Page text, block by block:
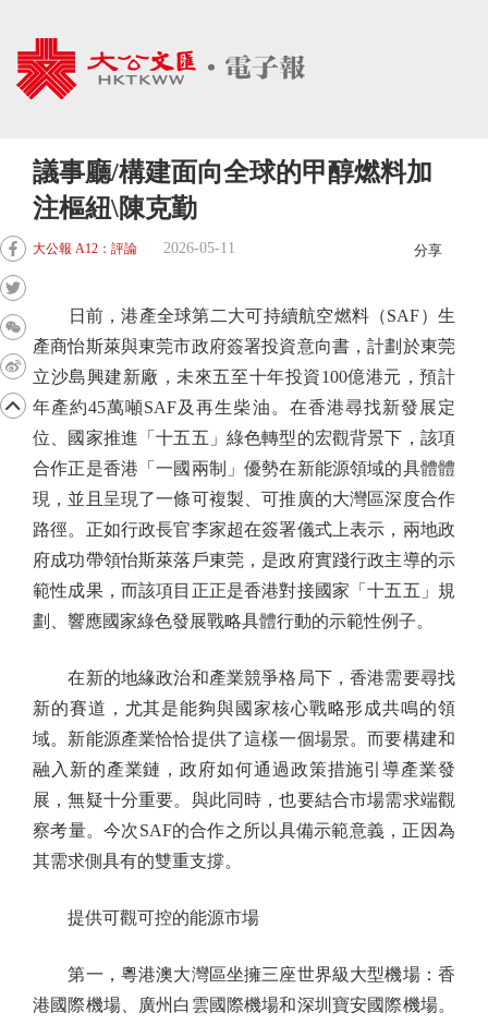
議事廳/構建面向全球的甲醇燃料加
注樞紐\陳克勤
大公報 A12：評論 2026-05-11 分享
日前，港產全球第二大可持續航空燃料（SAF）生
產商怡斯萊與東莞市政府簽署投資意向書，計劃於東莞
立沙島興建新廠，未來五至十年投資100億港元，預計
年產約45萬噸SAF及再生柴油。在香港尋找新發展定
位、國家推進「十五五」綠色轉型的宏觀背景下，該項
合作正是香港「一國兩制」優勢在新能源領域的具體體
現，並且呈現了一條可複製、可推廣的大灣區深度合作
路徑。正如行政長官李家超在簽署儀式上表示，兩地政
府成功帶領怡斯萊落戶東莞，是政府實踐行政主導的示
範性成果，而該項目正正是香港對接國家「十五五」規
劃、響應國家綠色發展戰略具體行動的示範性例子。
在新的地緣政治和產業競爭格局下，香港需要尋找
新的賽道，尤其是能夠與國家核心戰略形成共鳴的領
域。新能源產業恰恰提供了這樣一個場景。而要構建和
融入新的產業鏈，政府如何通過政策措施引導產業發
展，無疑十分重要。與此同時，也要結合市場需求端觀
察考量。今次SAF的合作之所以具備示範意義，正因為
其需求側具有的雙重支撐。
提供可觀可控的能源市場
第一，粵港澳大灣區坐擁三座世界級大型機場：香
港國際機場、廣州白雲國際機場和深圳寶安國際機場。